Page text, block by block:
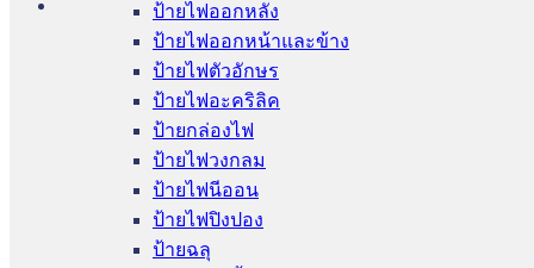
ป้ายไฟออกหลัง
ป้ายไฟออกหน้าและข้าง
ป้ายไฟตัวอักษร
ป้ายไฟอะคริลิค
ป้ายกล่องไฟ
ป้ายไฟวงกลม
ป้ายไฟนีออน
ป้ายไฟปิงปอง
ป้ายฉลุ